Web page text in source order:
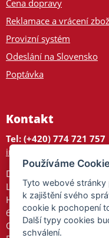
Cena dopravy
Reklamace a vrácení
Provizní systém
Odeslání na Slovensko
Poptávka
Kontakt
Tel: (+420) 774 721 757
info@tajnedarky.cz
Dárkové centrum
Legionářů 2
Hodonín
695 01
Otevřeno:
Používáme
Tyto webové stránky
k zajištění svého
cookie k pochopení
Další typy cookies
schválení.